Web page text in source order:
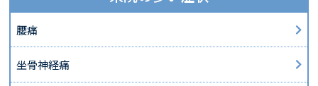
腰痛
坐骨神経痛